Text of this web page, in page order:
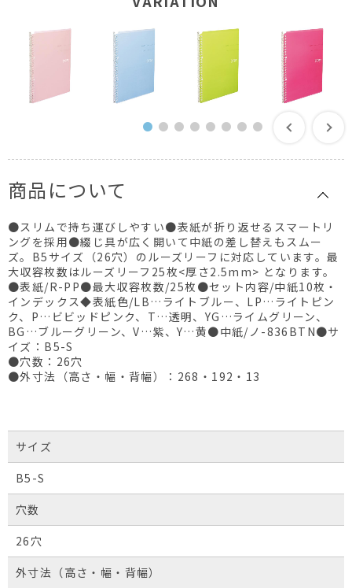
商品について
●スリムで持ち運びしやすい●表紙が折り返せるスマートリ
ングを採用●綴じ具が広く開いて中紙の差し替えもスムー
ズ。B5サイズ（26穴）のルーズリーフに対応しています。最
大収容枚数はルーズリーフ25枚<厚さ2.5mm> となります。
●表紙/R-PP●最大収容枚数/25枚●セット内容/中紙10枚・
インデックス◆表紙色/LB…ライトブルー、LP…ライトピン
ク、P…ビビッドピンク、T…透明、YG…ライムグリーン、
BG…ブルーグリーン、V…紫、Y…黄●中紙/ノ-836BTN●サ
イズ：B5-S
●穴数：26穴
●外寸法（高さ・幅・背幅）：268・192・13
サイズ
B5-S
穴数
26穴
外寸法（高さ・幅・背幅）